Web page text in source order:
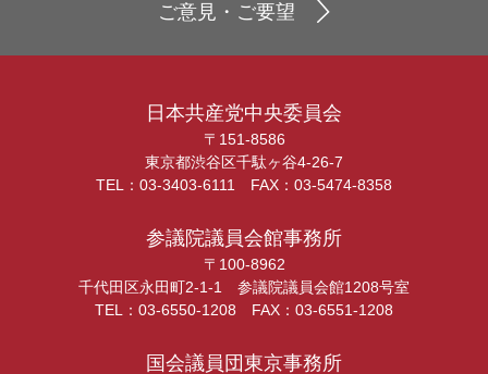
ご意見・ご要望
日本共産党中央委員会
〒151-8586
東京都渋谷区千駄ヶ谷4-26-7
TEL：03-3403-6111 FAX：03-5474-8358
参議院議員会館事務所
〒100-8962
千代田区永田町2-1-1 参議院議員会館1208号室
TEL：03-6550-1208 FAX：03-6551-1208
国会議員団東京事務所